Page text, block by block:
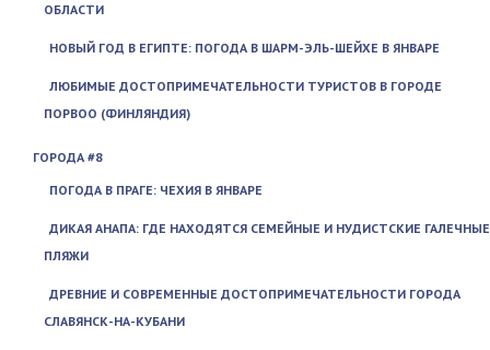
ОБЛАСТИ
НОВЫЙ ГОД В ЕГИПТЕ: ПОГОДА В ШАРМ-ЭЛЬ-ШЕЙХЕ В ЯНВАРЕ
ЛЮБИМЫЕ ДОСТОПРИМЕЧАТЕЛЬНОСТИ ТУРИСТОВ В ГОРОДЕ
ПОРВОО (ФИНЛЯНДИЯ)
ГОРОДА #8
ПОГОДА В ПРАГЕ: ЧЕХИЯ В ЯНВАРЕ
ДИКАЯ АНАПА: ГДЕ НАХОДЯТСЯ СЕМЕЙНЫЕ И НУДИСТСКИЕ ГАЛЕЧНЫЕ
ПЛЯЖИ
ДРЕВНИЕ И СОВРЕМЕННЫЕ ДОСТОПРИМЕЧАТЕЛЬНОСТИ ГОРОДА
СЛАВЯНСК-НА-КУБАНИ